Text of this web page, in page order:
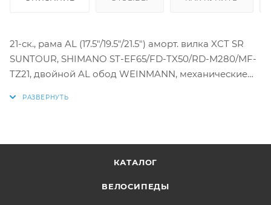
21-ск., рама AL (17.5"/19.5"/21.5") аморт. вилка XCT SR
SUNTOUR, SHIMANO ST-EF65/FD-TX50/RD-M280/MF-
TZ21, двойной AL обод WEINMANN, механические
КАТАЛОГ
ВЕЛОСИПЕДЫ